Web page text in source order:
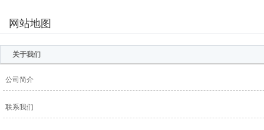
网站地图
关于我们
公司简介
联系我们